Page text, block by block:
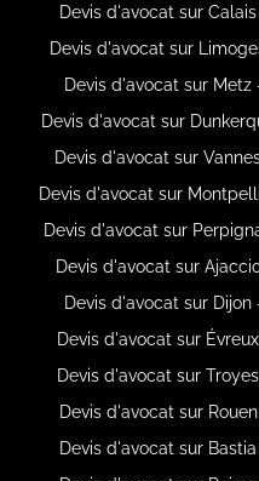
Devis d'avocat sur
Devis d'avocat sur
Devis d'avocat sur
Devis d'avocat sur
Devis d'avocat sur
Devis d'avocat sur
Devis d'avocat sur
Devis d'avocat sur
Devis d'avocat sur
Devis d'avocat sur
Devis d'avocat sur
Devis d'avocat sur
Devis d'avocat sur